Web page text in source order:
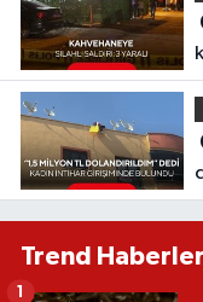
Trend Haberler
1